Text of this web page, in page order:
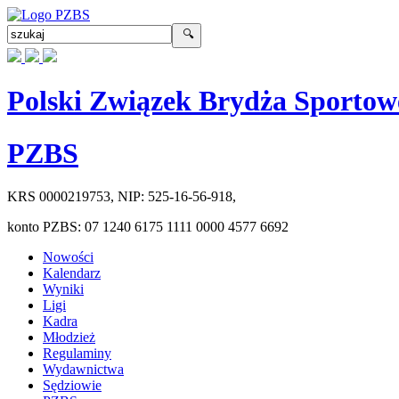
Polski Związek Brydża
PZBS
KRS 0000219753, NIP: 525-16-56-918,
konto PZBS: 07 1240 6175 1111 0000 4577 6692
Nowości
Kalendarz
Wyniki
Ligi
Kadra
Młodzież
Regulaminy
Wydawnictwa
Sędziowie